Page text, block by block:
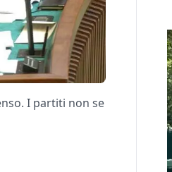
I partiti non se